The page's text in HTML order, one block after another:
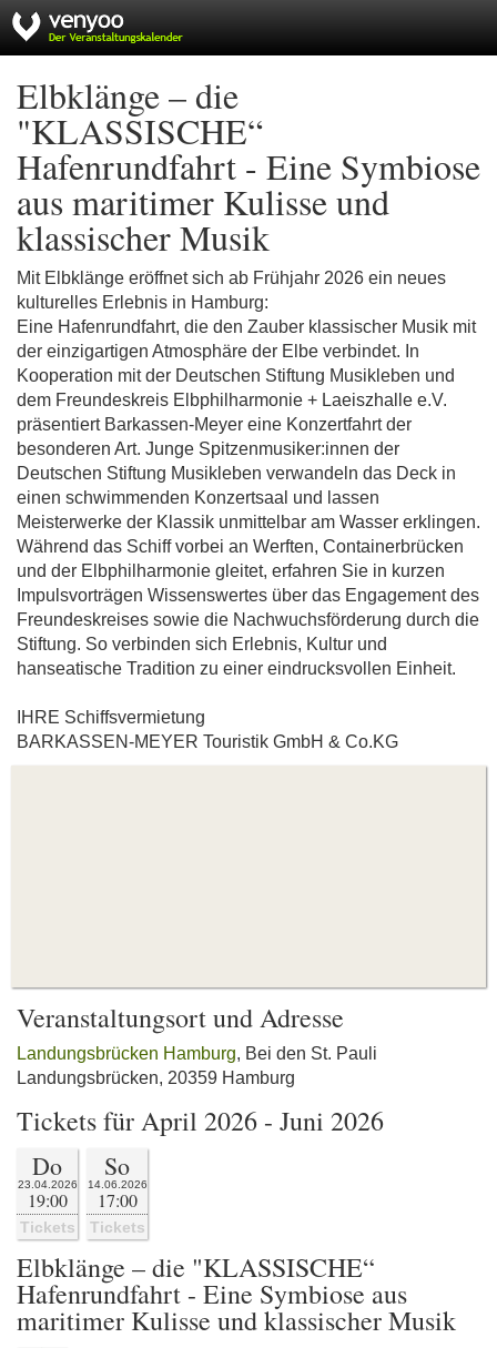
Elbklänge – die
"KLASSISCHE“
Hafenrundfahrt - Eine Symbiose
aus maritimer Kulisse und
klassischer Musik
Mit Elbklänge eröffnet sich ab Frühjahr 2026 ein neues
kulturelles Erlebnis in Hamburg:
Eine Hafenrundfahrt, die den Zauber klassischer Musik mit
der einzigartigen Atmosphäre der Elbe verbindet. In
Kooperation mit der Deutschen Stiftung Musikleben und
dem Freundeskreis Elbphilharmonie + Laeiszhalle e.V.
präsentiert Barkassen-Meyer eine Konzertfahrt der
besonderen Art. Junge Spitzenmusiker:innen der
Deutschen Stiftung Musikleben verwandeln das Deck in
einen schwimmenden Konzertsaal und lassen
Meisterwerke der Klassik unmittelbar am Wasser erklingen.
Während das Schiff vorbei an Werften, Containerbrücken
und der Elbphilharmonie gleitet, erfahren Sie in kurzen
Impulsvorträgen Wissenswertes über das Engagement des
Freundeskreises sowie die Nachwuchsförderung durch die
Stiftung. So verbinden sich Erlebnis, Kultur und
hanseatische Tradition zu einer eindrucksvollen Einheit.
IHRE Schiffsvermietung
BARKASSEN-MEYER Touristik GmbH & Co.KG
Veranstaltungsort und Adresse
Landungsbrücken Hamburg, Bei den St. Pauli
Landungsbrücken, 20359 Hamburg
Tickets für April 2026 - Juni 2026
Do
23.04.2026
19:00
Tickets
So
14.06.2026
17:00
Tickets
Elbklänge – die "KLASSISCHE“
Hafenrundfahrt - Eine Symbiose aus
maritimer Kulisse und klassischer Musik